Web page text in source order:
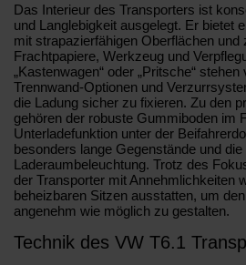
Das Interieur des Transporters ist
und Langlebigkeit ausgelegt. Er bietet
mit strapazierfähigen Oberflächen und
Frachtpapiere, Werkzeug und
„Kastenwagen“ oder „Pritsche“
Trennwand-Optionen und
die Ladung sicher zu fixieren. Zu den
gehören der robuste Gummiboden im
Unterladefunktion unter der
besonders lange Gegenstände und die
Laderaumbeleuchtung. Trotz des
der Transporter mit Annehmlichkeiten
beheizbaren Sitzen ausstatten, um
angenehm wie möglich zu gestalten.
Technik des VW T6.1